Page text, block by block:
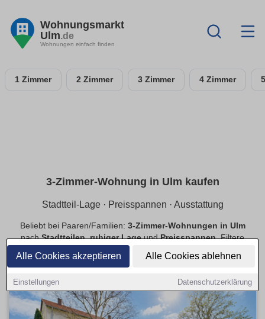
Alle Cookies akzeptieren Alle Cookies ablehnen
Einstellungen Datenschutzerklärung
Wohnungsmarkt
Ulm.de
Wohnungen einfach finden
1 Zimmer 2 Zimmer 3 Zimmer 4 Zimmer
3-Zimmer-Wohnung in Ulm kaufen
Stadtteil-Lage · Preisspannen · Ausstattung
Beliebt bei Paaren/Familien: 3-Zimmer-Wohnungen in Ulm
nachStadtteilen,ruhiger LageundPreisspannen. Filtere
Aufzug